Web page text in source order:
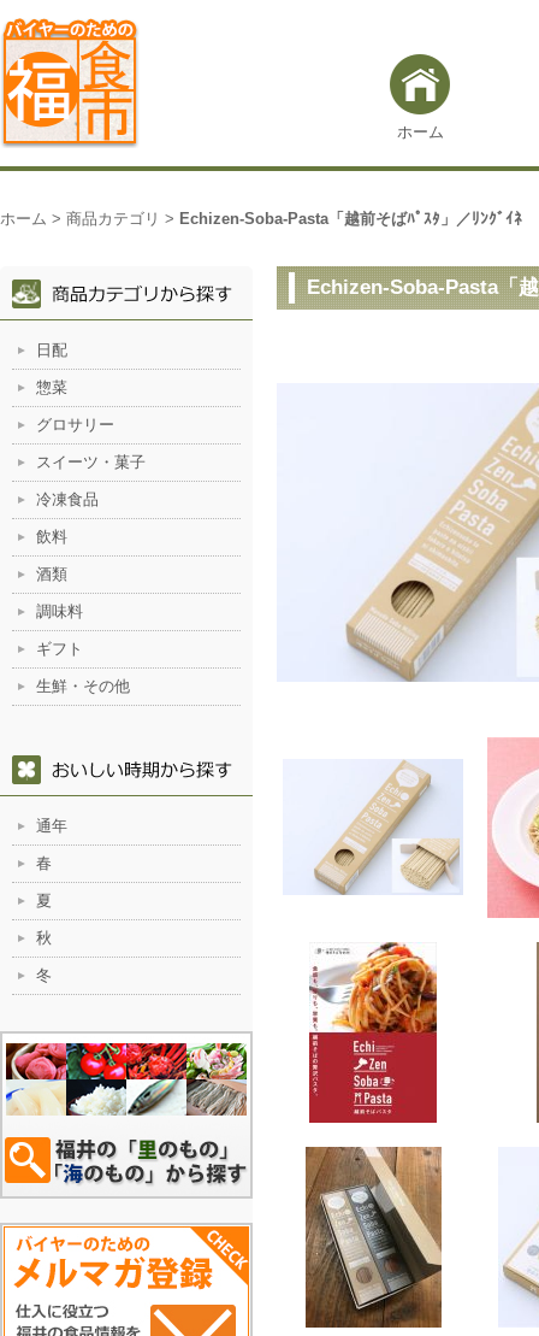
ホーム
ホーム > 商品カテゴリ > Echizen-Soba-Pasta「越前そばﾊﾟｽﾀ」／ﾘﾝｸﾞｲﾈ
Echizen-Soba-Pasta「
日配
惣菜
グロサリー
スイーツ・菓子
冷凍食品
飲料
酒類
調味料
ギフト
生鮮・その他
通年
春
夏
秋
冬